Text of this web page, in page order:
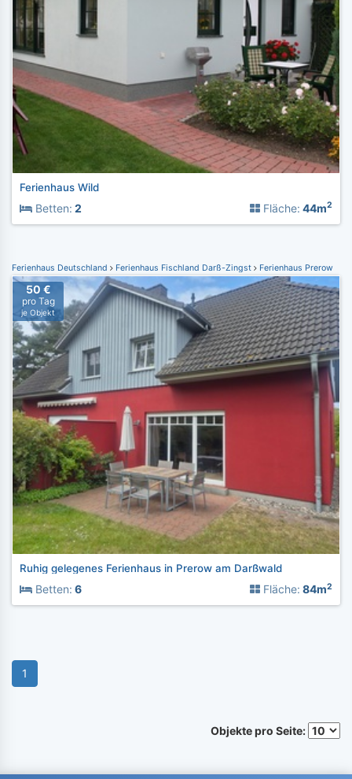
Ferienhaus Wild
Betten: 2 Fläche: 44m2
Ferienhaus Deutschland Ferienhaus Fischland Darß-Zingst Ferienhaus Prerow
50 €
pro Tag
je Objekt
Ruhig gelegenes Ferienhaus in Prerow am Darßwald
Betten: 6 Fläche: 84m2
1
Objekte pro Seite: